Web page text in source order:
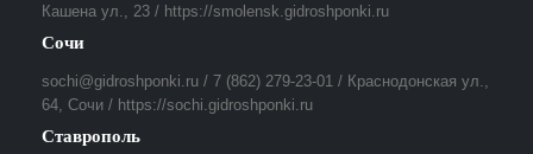
Кашена ул., 23 / https://smolensk.gidroshponki.ru
Сочи
sochi@gidroshponki.ru / 7 (862) 279-23-01 / Краснодонская ул.,
64, Сочи / https://sochi.gidroshponki.ru
Ставрополь